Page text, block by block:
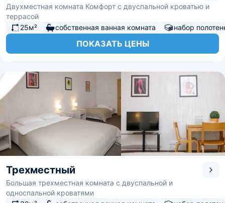
Двухместная комната Комфорт с двуспальной кроватью и
террасой
25м²
собственная ванная комната набор
ПОКАЗАТЬ ЦЕНЫ
Трехместный
Большая трехместная комната с двуспальной и
односпальной кроватями